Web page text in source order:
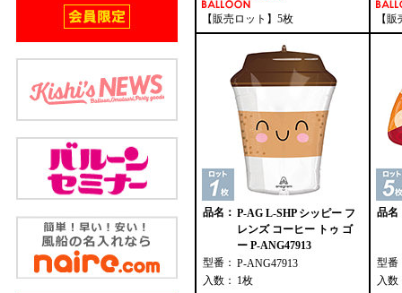
【販売ロット】5枚 【
品名： P-AG L-SHP シッピー フ
レンズ コーヒー トゥ ゴ
ー P-ANG47913
型番： P-ANG47913
入数： 1枚
品名
型番
入数